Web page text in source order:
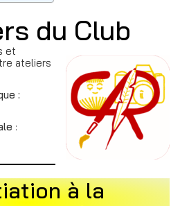
du Club
et
ateliers
:
:
à la